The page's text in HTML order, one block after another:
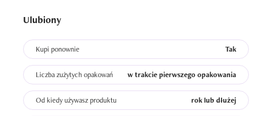
Ulubiony
Kupi ponownie Tak
Liczba zużytych opakowań w trakcie pierwszego opakowania
Od kiedy używasz produktu rok lub dłużej